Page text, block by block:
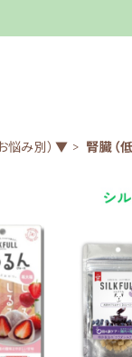
悩み別）▼ 腎臓（